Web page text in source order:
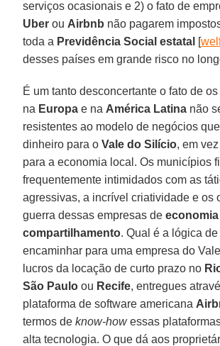
serviços ocasionais e 2) o fato de
Uber ou Airbnb não pagarem
toda a Previdência Social estatal [
desses países em grande risco no
É um tanto desconcertante o fato de
na Europa e na América Latina não
resistentes ao modelo de negócios
dinheiro para oVale do Silício, em
para a economia local. Os municípios
frequentemente intimidados com as
agressivas, a incrível criatividade e os
guerra dessas empresas de
compartilhamento. Qual é a lógica de
encaminhar para uma empresa do
lucros da locação de curto prazo no
São Paulo ou Recife, entregues
plataforma de software americana
termos deknow-howessas
alta tecnologia. O que dá aos